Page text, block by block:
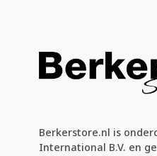
Berkerstore.nl is
International B.V. en